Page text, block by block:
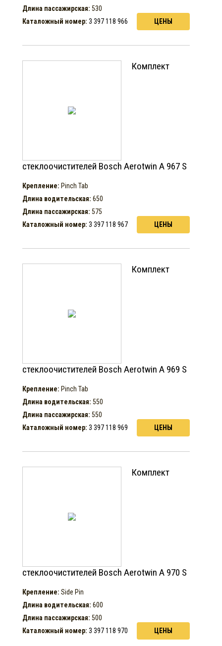
Длина пассажирская: 530
Каталожный номер: 3 397 118 966 ЦЕНЫ
Комплект
стеклоочистителей Bosch Aerotwin A 967 S
Крепление: Pinch Tab
Длина водительская: 650
Длина пассажирская: 575
Каталожный номер: 3 397 118 967 ЦЕНЫ
Комплект
стеклоочистителей Bosch Aerotwin A 969 S
Крепление: Pinch Tab
Длина водительская: 550
Длина пассажирская: 550
Каталожный номер: 3 397 118 969 ЦЕНЫ
Комплект
стеклоочистителей Bosch Aerotwin A 970 S
Крепление: Side Pin
Длина водительская: 600
Длина пассажирская: 500
Каталожный номер: 3 397 118 970 ЦЕНЫ